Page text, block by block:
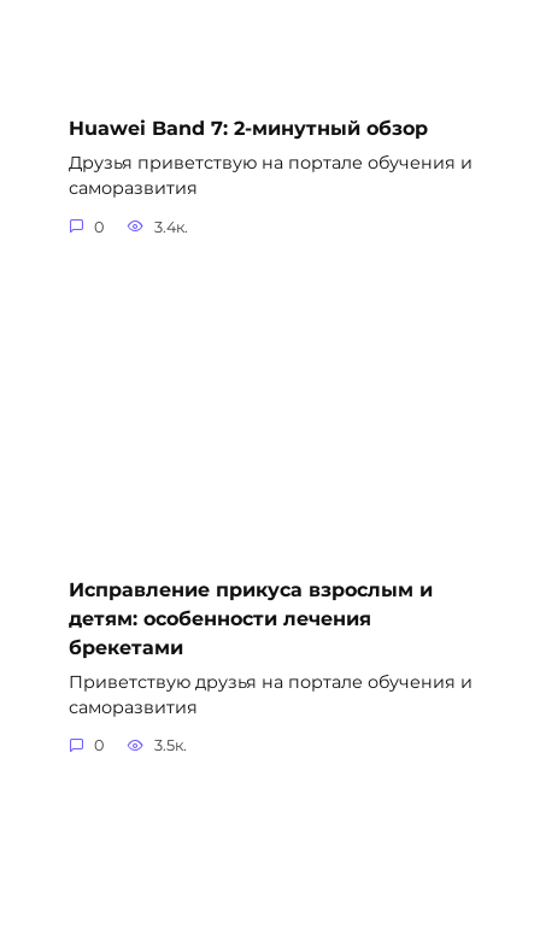
Huawei Band 7: 2-минутный обзор
Друзья приветствую на портале обучения и
саморазвития
0 3.4к.
Исправление прикуса взрослым и
детям: особенности лечения
брекетами
Приветствую друзья на портале обучения и
саморазвития
0 3.5к.